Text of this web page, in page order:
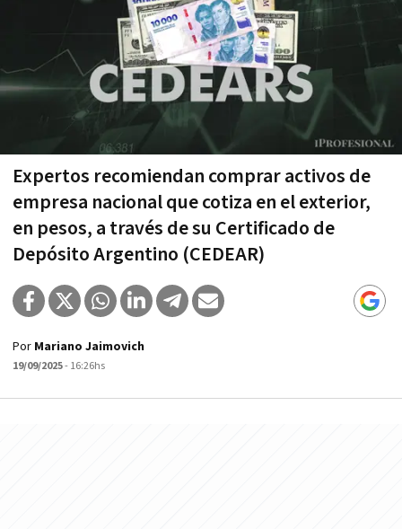
Expertos recomiendan comprar activos de
empresa nacional que cotiza en el exterior,
en pesos, a través de su Certificado de
Depósito Argentino (CEDEAR)
Por Mariano Jaimovich
19/09/2025- 16:26hs